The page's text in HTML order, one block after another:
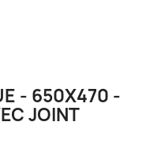
- 650X470 -
JOINT